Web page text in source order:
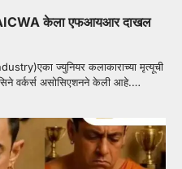
केला एफआयआर दाखल
ज्युनियर कलाकाराच्या मृत्यूची
सिने वर्कर्स असोसिएशनने केली आहे.…